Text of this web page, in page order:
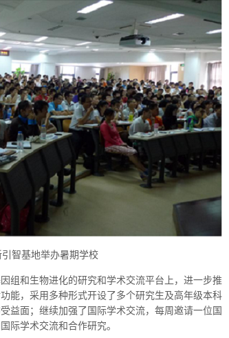
智基地举办暑期学校
组和生物进化的研究和学术交流平台上，进一步推
能，采用多种形式开设了多个研究生及高年级本科
益面；继续加强了国际学术交流，每周邀请一位国
际学术交流和合作研究。